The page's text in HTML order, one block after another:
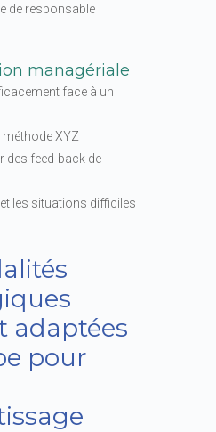
de responsable
managériale
face à un
méthode XYZ
des feed-back de
les situations difficiles
adaptées
pour